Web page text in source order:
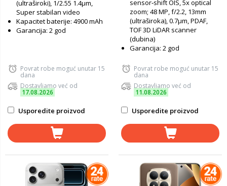
(ultraširoki), 1/2.55 1.4µm,
Super stabilan video
Kapacitet baterije: 4900 mAh
Garancija: 2 god
Povrat robe moguć unutar 15
dana
Dostavljamo već od
17.08.2026
Usporedite proizvod
sensor‑shift OIS, 5x optical
zoom; 48 MP, f/2.2, 13mm
(ultraširoka), 0.7µm, PDAF,
TOF 3D LiDAR scanner
(dubina)
Garancija: 2 god
Povrat robe moguć unutar 15
dana
Dostavljamo već od
11.08.2026
Usporedite proizvod